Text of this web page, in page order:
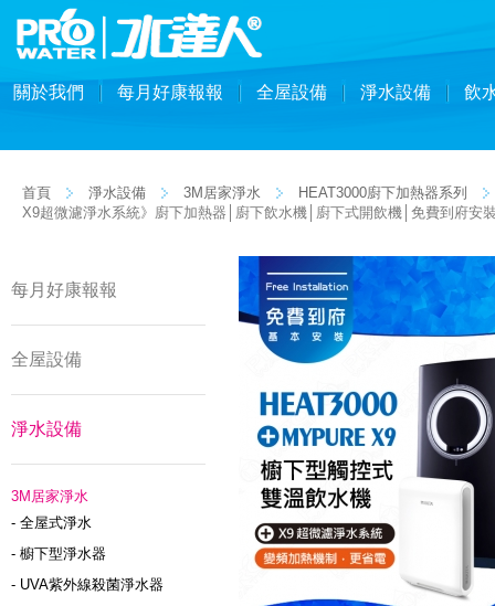
關於我們 每月好康報報 全屋設備 淨水設備 飲
首頁 淨水設備 3M居家淨水
HEAT3000廚下加熱器系列
X9超微濾淨水系統》廚下加熱器│廚下飲水機│廚下式開飲機│免費到府安
每月好康報報
全屋設備
淨水設備
3M居家淨水
- 全屋式淨水
- 櫥下型淨水器
- UVA紫外線殺菌淨水器